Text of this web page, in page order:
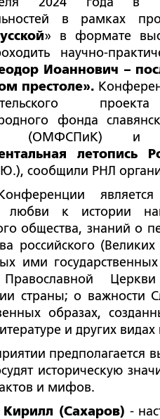
в рамках
» в формате
научно-
Иоаннович –
престоле».
фонда
(ОМФСПиК) и
летопись
сообщили РНЛ
любви к истории
общества, знаний о
российского
ими
Православной
страны; о важности
образах,
и других видах
предполагается
историческую
и мифов.
Кирилл (Сахаров) -